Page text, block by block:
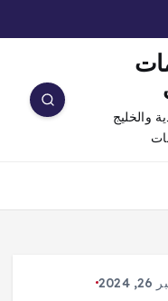
والخليج